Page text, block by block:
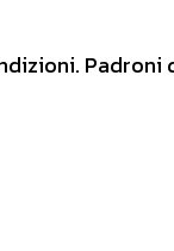
Padroni